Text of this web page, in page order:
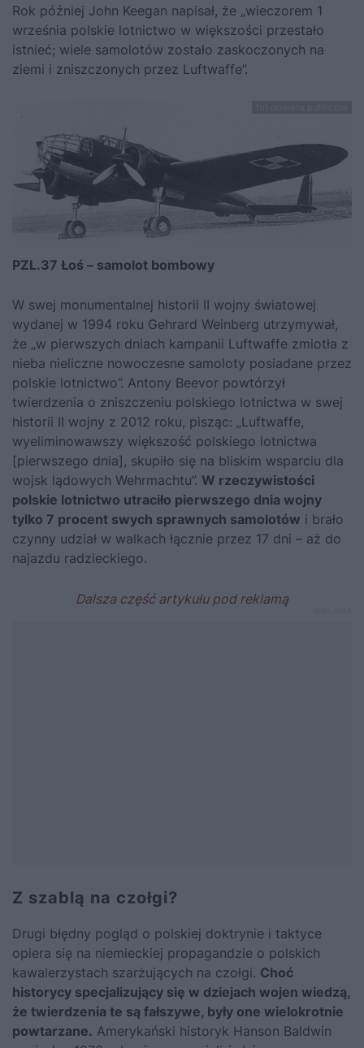
Rok później John Keegan napisał, że „wieczorem 1
września polskie lotnictwo w większości przestało
istnieć; wiele samolotów zostało zaskoczonych na
ziemi i zniszczonych przez Luftwaffe”.
PZL.37 Łoś – samolot bombowy
W swej monumentalnej historii II wojny światowej
wydanej w 1994 roku Gehrard Weinberg utrzymywał,
że „w pierwszych dniach kampanii Luftwaffe zmiotła z
nieba nieliczne nowoczesne samoloty posiadane przez
polskie lotnictwo”. Antony Beevor powtórzył
twierdzenia o zniszczeniu polskiego lotnictwa w swej
historii II wojny z 2012 roku, pisząc: „Luftwaffe,
wyeliminowawszy większość polskiego lotnictwa
[pierwszego dnia], skupiło się na bliskim wsparciu dla
wojsk lądowych Wehrmachtu”. W rzeczywistości
polskie lotnictwo utraciło pierwszego dnia wojny
tylko 7 procent swych sprawnych samolotów i brało
czynny udział w walkach łącznie przez 17 dni – aż do
najazdu radzieckiego.
Z szablą na czołgi?
Drugi błędny pogląd o polskiej doktrynie i taktyce
opiera się na niemieckiej propagandzie o polskich
kawalerzystach szarżujących na czołgi. Choć
historycy specjalizujący się w dziejach wojen wiedzą,
że twierdzenia te są fałszywe, były one wielokrotnie
powtarzane. Amerykański historyk Hanson Baldwin